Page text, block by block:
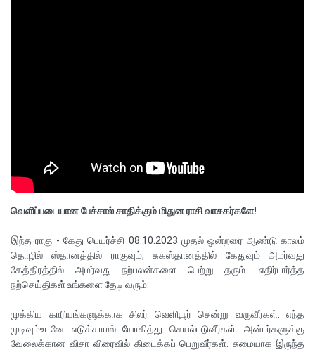
வெளிப்படையான பேச்சால் சாதிக்கும் மிதுன ராசி வாசகர்களே!
இந்த ராகு - கேது பெயர்ச்சி 08.10.2023 முதல் ஒன்றரை ஆண்டு காலம்
தொழில் ஸ்தானத்தில் ராகுவும், சுகஸ்தானத்தில் கேதுவும் அமர்வது
கேத்திரத்தில் அமர்வது நற்பலன்களை பெற்று தரும். எதிர்பார்த்த
நற்செய்திகள் உங்களை தேடி வரும்.
முக்கிய காரியங்களுக்காக சிலர் வெளியூர் சென்று வருவீர்கள். எந்த
முடிவும்உடனே எடுக்காமல் யோகித்து செயல்படுவீர்கள். அன்பர்களுக்கு
வேலைக்கான விசா விரைவில் கிடைக்கப் பெறுவீர்கள். சுமையாக இருந்த